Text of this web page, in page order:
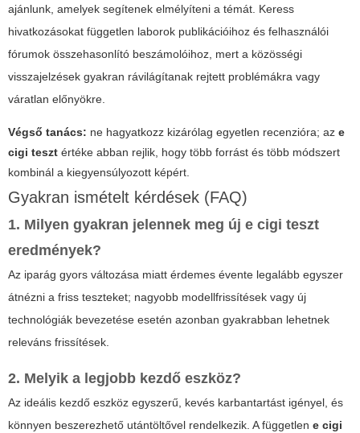
ajánlunk, amelyek segítenek elmélyíteni a témát. Keress
hivatkozásokat független laborok publikációihoz és felhasználói
fórumok összehasonlító beszámolóihoz, mert a közösségi
visszajelzések gyakran rávilágítanak rejtett problémákra vagy
váratlan előnyökre.
Végső tanács: ne hagyatkozz kizárólag egyetlen recenzióra; az e
cigi teszt értéke abban rejlik, hogy több forrást és több módszert
kombinál a kiegyensúlyozott képért.
Gyakran ismételt kérdések (FAQ)
1. Milyen gyakran jelennek meg új e cigi teszt
eredmények?
Az iparág gyors változása miatt érdemes évente legalább egyszer
átnézni a friss teszteket; nagyobb modellfrissítések vagy új
technológiák bevezetése esetén azonban gyakrabban lehetnek
releváns frissítések.
2. Melyik a legjobb kezdő eszköz?
Az ideális kezdő eszköz egyszerű, kevés karbantartást igényel, és
könnyen beszerezhető utántöltővel rendelkezik. A független e cigi